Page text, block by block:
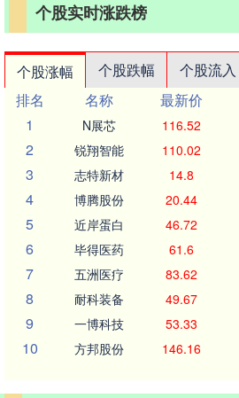
个股实时涨跌榜
个股涨幅 个股跌幅 个股流入
排名
名称 最新价
1
N展芯 116.52
2 锐翔智能 110.02
3 志特新材 14.8
4 博腾股份 20.44
5 近岸蛋白 46.72
6 毕得医药 61.6
7 五洲医疗 83.62
8 耐科装备 49.67
9 一博科技 53.33
10 方邦股份 146.16